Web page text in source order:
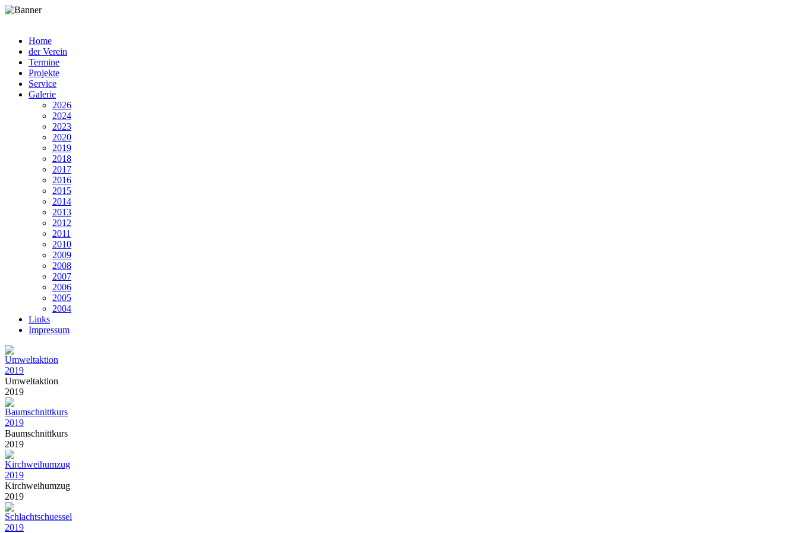
Home
der Verein
Termine
Projekte
Service
Galerie
2026
2024
2023
2020
2019
2018
2017
2016
2015
2014
2013
2012
2011
2010
2009
2008
2007
2006
2005
2004
Links
Impressum
Umweltaktion
2019
Baumschnittkurs
2019
Kirchweihumzug
2019